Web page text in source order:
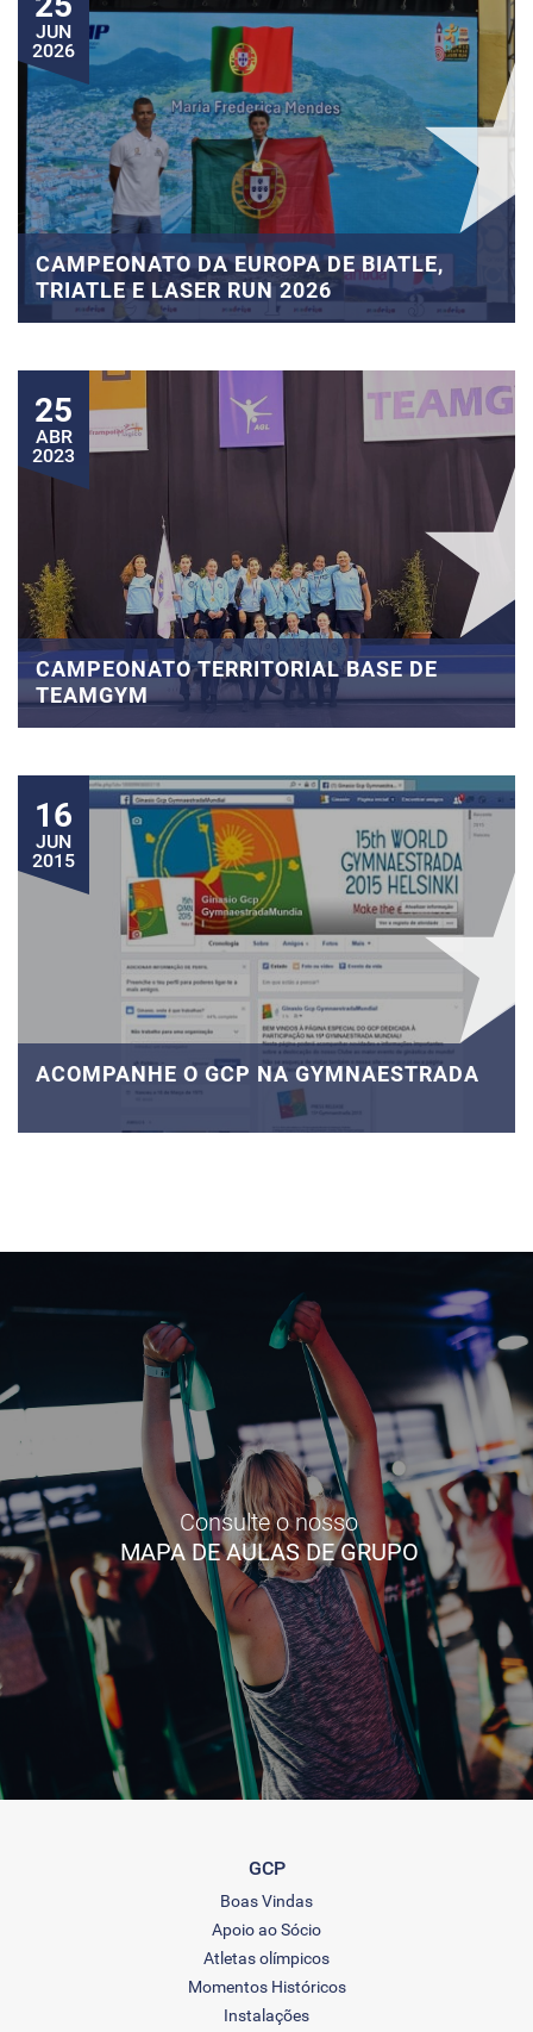
JUN
2026
CAMPEONATO DA EUROPA DE BIATLE,
TRIATLE E LASER RUN 2026
25
ABR
2023
CAMPEONATO TERRITORIAL BASE DE
TEAMGYM
16
JUN
2015
ACOMPANHE O GCP NA GYMNAESTRADA
Consulte o nosso
MAPA DE AULAS DE GRUPO
GCP
Boas Vindas
Apoio ao Sócio
Atletas olímpicos
Momentos Históricos
Instalações